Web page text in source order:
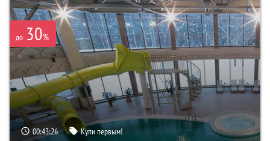
до 30%
00:43:25 Купи первым!